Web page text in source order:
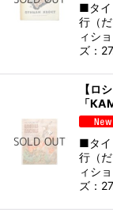
■タイ
行（
ィシ
ズ：
【ロ
「
■タ
行（
ィシ
ズ：